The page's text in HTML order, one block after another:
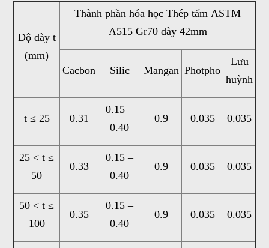
Độ dày t
(mm)
Thành phần hóa học Thép tấm ASTM
A515 Gr70 dày 42mm
Cacbon Silic Mangan Photpho
Lưu
huỳnh
t ≤ 25 0.31
0.15 –
0.40
0.9 0.035 0.035
25 < t ≤
50
0.33
0.15 –
0.40
0.9 0.035 0.035
50 < t ≤
100
0.35
0.15 –
0.40
0.9 0.035 0.035